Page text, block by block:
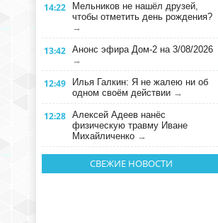
14:22
Мельников не нашёл друзей,
чтобы отметить день рождения?
→
13:42 Анонс эфира Дом-2 на 3/08/2026
→
12:49
Илья Галкин: Я не жалею ни об
одном своём действии →
12:28 Алексей Адеев нанёс
физическую травму Иване
Михайличенко →
СВЕЖИЕ НОВОСТИ